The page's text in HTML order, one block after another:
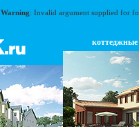
Warning: Invalid argument supplied for
коттеджные